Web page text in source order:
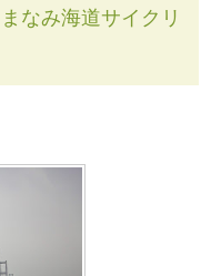
なみ海道サイクリ